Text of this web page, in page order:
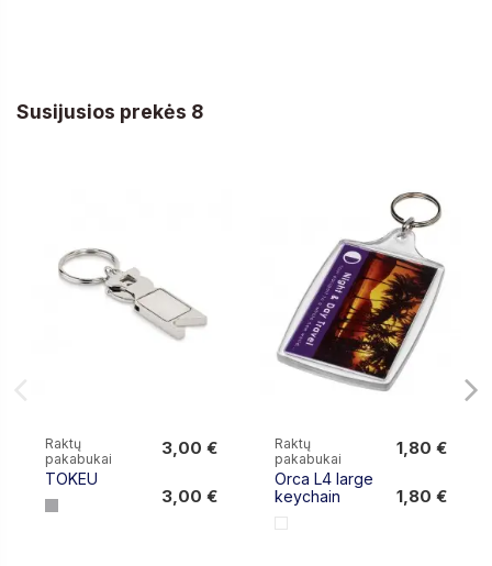
Susijusios prekės 8
Raktų
pakabukai
TOKEU
3,00 €
3,00 €
Raktų
pakabukai
Orca L4 large
keychain
1,80 €
1,80 €